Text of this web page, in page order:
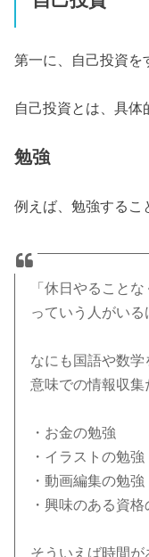
第一に、自己投資を
自己投資とは、具体
勉強
例えば、勉強するこ
「休日やることな
っていう人がい
なにも国語や数
意味での情報収集
・お金の勉強
・イラストの勉強
・動画編集の勉強
・興味のある資格
そういえば時間